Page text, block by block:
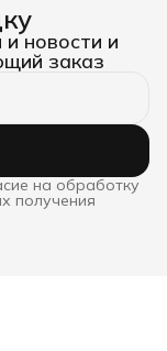
новости и
заказ
на обработку
получения